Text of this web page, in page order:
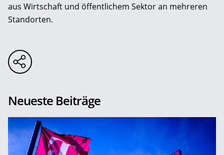
aus Wirtschaft und öffentlichem Sektor an mehreren
Standorten.
Neueste Beiträge